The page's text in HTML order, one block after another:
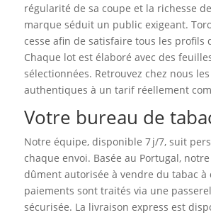
régularité de sa coupe et la richesse
marque séduit un public exigeant.
cesse afin de satisfaire tous les profils
Chaque lot est élaboré avec des
sélectionnées. Retrouvez chez nous
authentiques à un tarif réellement
Votre bureau de
Notre équipe, disponible 7 j/7, suit
chaque envoi. Basée au Portugal,
dûment autorisée à vendre du tabac à
paiements sont traités via une
sécurisée. La livraison express est